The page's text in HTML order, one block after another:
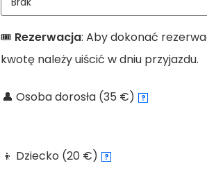
🎟️ Rezerwacja: Aby dokonać
kwotę należy uiścić w dniu przyjazdu.
👤 Osoba dorosła (35 €) ?
👦 Dziecko (20 €) ?